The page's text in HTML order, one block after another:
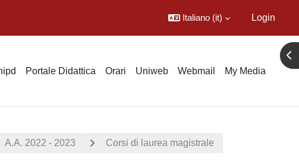
Italiano ‎(it)‎ Login
Portale Didattica Orari Uniweb Webmail My Media
A.A. 2022 - 2023 Corsi di laurea magistrale